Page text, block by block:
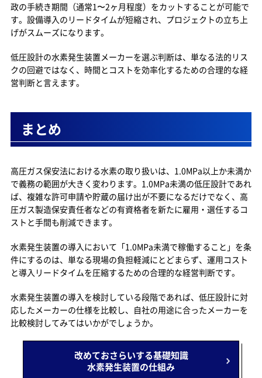
政の手続き期間（通常1〜2ヶ月程度）をカットすることが可能で
す。設備導入のリードタイムが短縮され、プロジェクトの立ち上
げがスムーズになります。
低圧設計の水素発生装置メーカーを選ぶ判断は、単なる法的リス
クの回避ではなく、時間とコストを効率化するための合理的な経
営判断と言えます。
まとめ
高圧ガス保安法における水素の取り扱いは、1.0MPa以上か未満か
で義務の範囲が大きく変わります。1.0MPa未満の低圧設計であれ
ば、複雑な許可申請や貯蔵の届け出が不要になるだけでなく、高
圧ガス製造保安責任者などの有資格者を新たに雇用・選任するコ
ストと手間も削減できます。
水素発生装置の導入において「1.0MPa未満で稼働すること」を条
件にするのは、単なる現場の負担軽減にとどまらず、運用コスト
と導入リードタイムを圧縮するための合理的な経営判断です。
水素発生装置の導入を検討している段階であれば、低圧設計に対
応したメーカーの仕様を比較し、自社の用途に合ったメーカーを
比較検討してみてはいかがでしょうか。
改めておさらいする基礎知識
水素発生装置の仕組み